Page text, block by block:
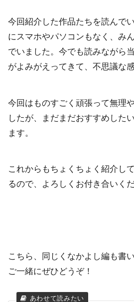
今回紹介した作品たちを読んで
にスマホやパソコンもなく、み
でいました。今でも読みながら
がよみがえってきて、不思議な
今回はものすごく頑張って無理
したが、まだまだおすすめした
ます。
これからもちょくちょく紹介し
るので、よろしくお付き合いく
こちら、同じくなかよし編も書
ご一緒にぜひどうぞ！